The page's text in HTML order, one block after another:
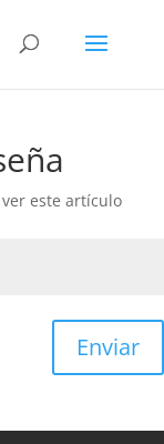
este artículo
Enviar